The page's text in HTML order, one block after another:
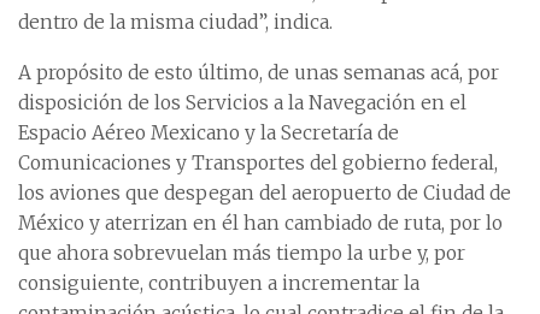
dentro de la misma ciudad”, indica.
A propósito de esto último, de unas semanas acá, por
disposición de los Servicios a la Navegación en el
Espacio Aéreo Mexicano y la Secretaría de
Comunicaciones y Transportes del gobierno federal,
los aviones que despegan del aeropuerto de Ciudad de
México y aterrizan en él han cambiado de ruta, por lo
que ahora sobrevuelan más tiempo la urbe y, por
consiguiente, contribuyen a incrementar la